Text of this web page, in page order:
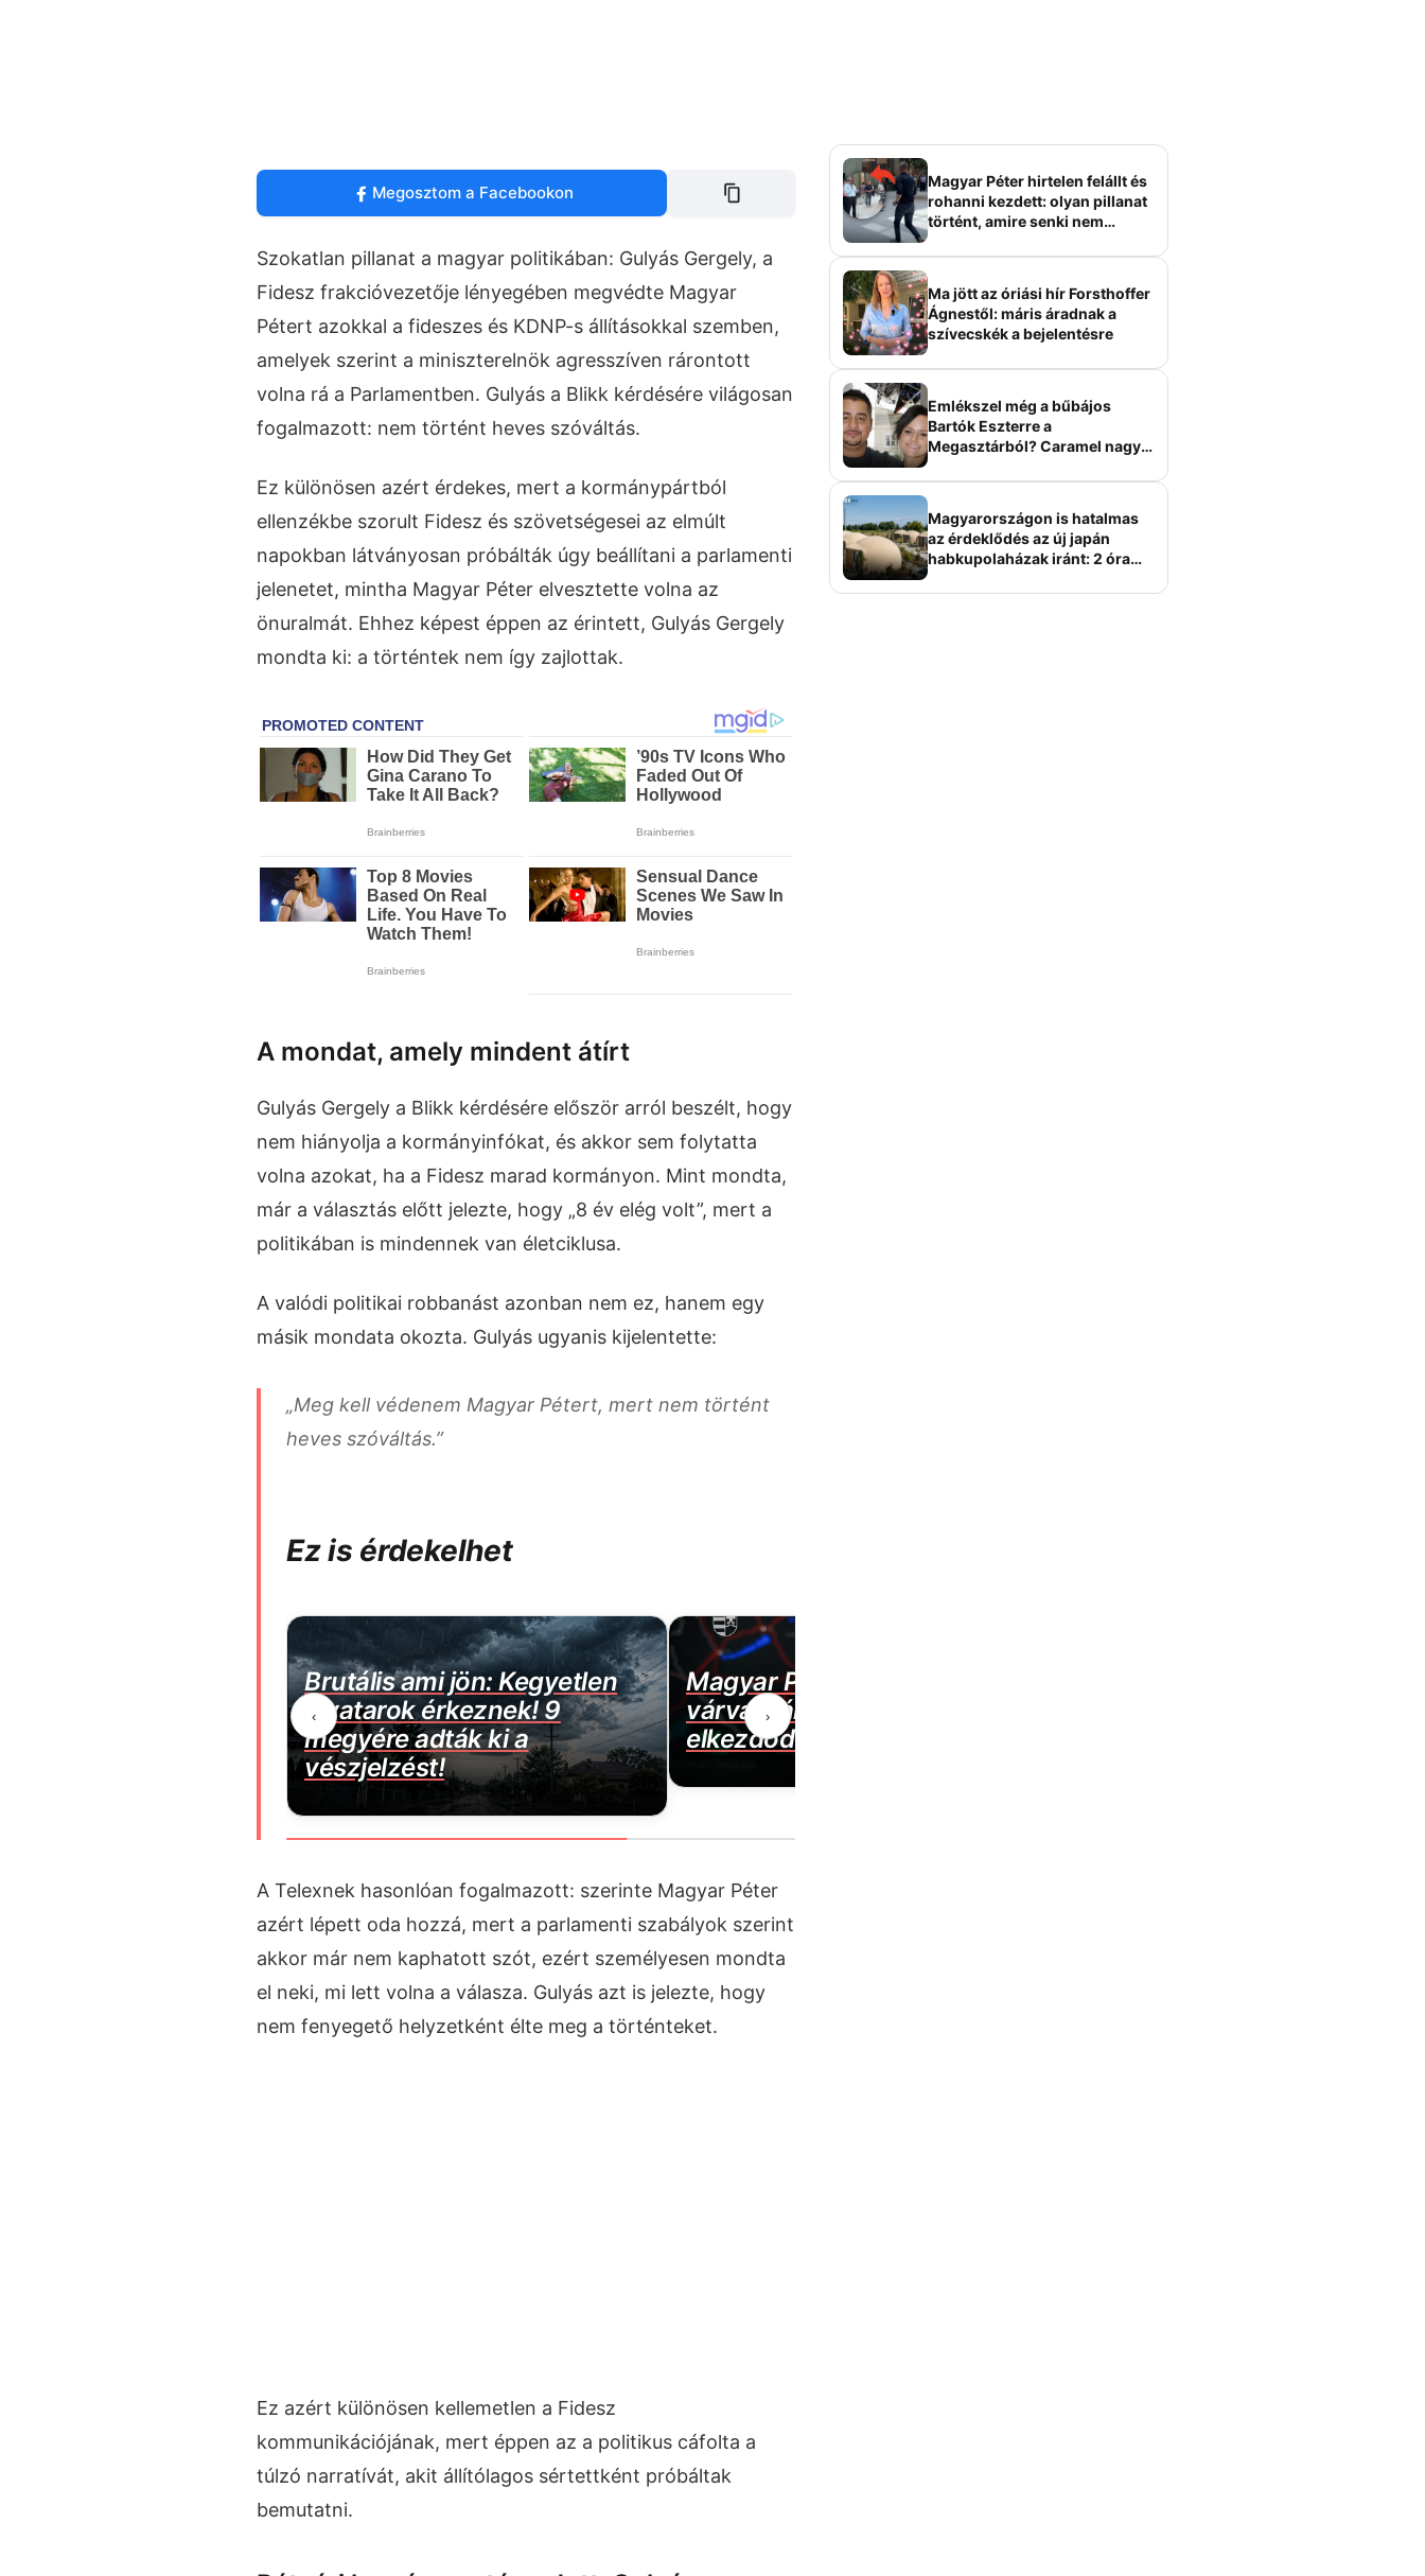
Megosztom a Facebookon
Szokatlan pillanat a magyar politikában: Gulyás Gergely, a
Fidesz frakcióvezetője lényegében megvédte Magyar
Pétert azokkal a fideszes és KDNP-s állításokkal szemben,
amelyek szerint a miniszterelnök agresszíven rárontott
volna rá a Parlamentben. Gulyás a Blikk kérdésére világosan
fogalmazott: nem történt heves szóváltás.
Ez különösen azért érdekes, mert a kormánypártból
ellenzékbe szorult Fidesz és szövetségesei az elmúlt
napokban látványosan próbálták úgy beállítani a parlamenti
jelenetet, mintha Magyar Péter elvesztette volna az
önuralmát. Ehhez képest éppen az érintett, Gulyás Gergely
mondta ki: a történtek nem így zajlottak.
A mondat, amely mindent átírt
Gulyás Gergely a Blikk kérdésére először arról beszélt, hogy
nem hiányolja a kormányinfókat, és akkor sem folytatta
volna azokat, ha a Fidesz marad kormányon. Mint mondta,
már a választás előtt jelezte, hogy „8 év elég volt”, mert a
politikában is mindennek van életciklusa.
A valódi politikai robbanást azonban nem ez, hanem egy
másik mondata okozta. Gulyás ugyanis kijelentette:
„Meg kell védenem Magyar Pétert, mert nem történt
heves szóváltás.”
Ez is érdekelhet
‹
Brutális ami jön: Kegyetlen
zivatarok érkeznek! 9
megyére adták ki a
vészjelzést!
Magyar Péter bejelentette a
várva-várt jó hírt! Végre
elkezdődött…
›
A Telexnek hasonlóan fogalmazott: szerinte Magyar Péter
azért lépett oda hozzá, mert a parlamenti szabályok szerint
akkor már nem kaphatott szót, ezért személyesen mondta
el neki, mi lett volna a válasza. Gulyás azt is jelezte, hogy
nem fenyegető helyzetként élte meg a történteket.
Ez azért különösen kellemetlen a Fidesz
kommunikációjának, mert éppen az a politikus cáfolta a
túlzó narratívát, akit állítólagos sértettként próbáltak
bemutatni.
Magyar Péter hirtelen felállt és
rohanni kezdett: olyan pillanat
történt, amire senki nem
Ma jött az óriási hír Forsthoffer
Ágnestől: máris áradnak a
szívecskék a bejelentésre
Emlékszel még a bűbájos
Bartók Eszterre a
Megasztárból? Caramel nagy
Magyarországon is hatalmas
az érdeklődés az új japán
habkupolaházak iránt: 2 óra
elképesztő áron hirdetik őket